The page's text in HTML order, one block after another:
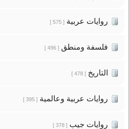
روايات عربية[ 575 ]
فلسفة ومنطق[ 496 ]
التاريخ[ 478 ]
روايات عربية وعالمية[ 395 ]
روايات جيب[ 378 ]